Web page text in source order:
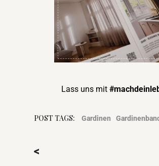
Lass uns mit
POST TAGS: Gardinen Gardinenband
<